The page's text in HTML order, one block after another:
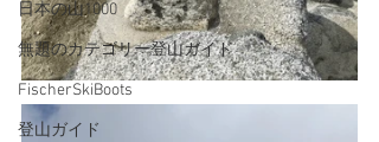
日本の山1000
無題のカテゴリー登山ガイド
FischerSkiBoots
登山ガイド